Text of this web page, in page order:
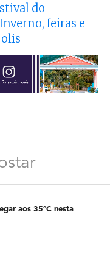
do
feiras e
aos 35°C nesta